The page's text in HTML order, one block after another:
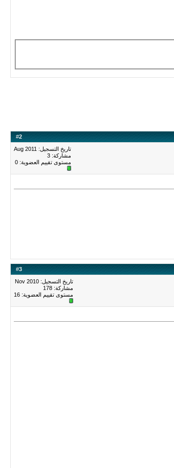
#2
تاريخ التسجيل: Aug 2011
مشاركة: 3
مستوى تقييم العضوية: 0
#3
تاريخ التسجيل: Nov 2010
مشاركة: 178
مستوى تقييم العضوية: 16